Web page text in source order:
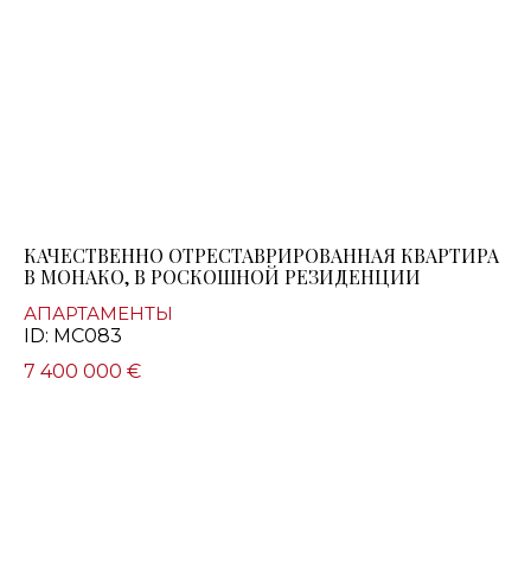
КАЧЕСТВЕННО ОТРЕСТАВРИРОВАННАЯ КВАРТИРА
В МОНАКО, В РОСКОШНОЙ РЕЗИДЕНЦИИ
АПАРТАМЕНТЫ
ID: MC083
7 400 000 €